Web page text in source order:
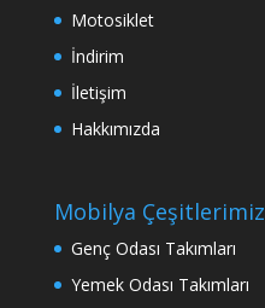
Motosiklet
İndirim
İletişim
Hakkımızda
Mobilya Çeşitlerimiz
Genç Odası Takımları
Yemek Odası Takımları